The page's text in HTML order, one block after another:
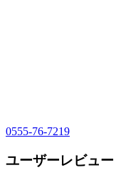
0555-76-7219
ユーザーレビュー